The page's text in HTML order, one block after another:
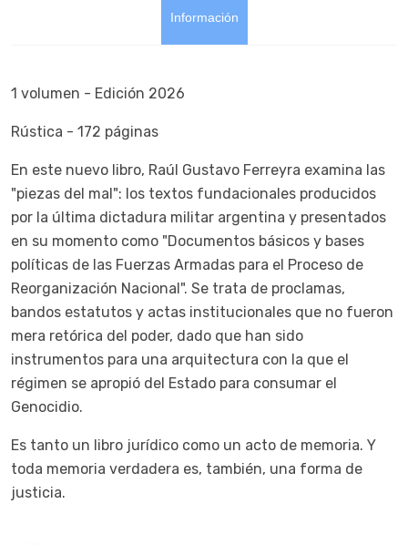
Información
1 volumen - Edición 2026
Rústica - 172 páginas
En este nuevo libro, Raúl Gustavo Ferreyra examina las
"piezas del mal": los textos fundacionales producidos
por la última dictadura militar argentina y presentados
en su momento como "Documentos básicos y bases
políticas de las Fuerzas Armadas para el Proceso de
Reorganización Nacional". Se trata de proclamas,
bandos estatutos y actas institucionales que no fueron
mera retórica del poder, dado que han sido
instrumentos para una arquitectura con la que el
régimen se apropió del Estado para consumar el
Genocidio.
Es tanto un libro jurídico como un acto de memoria. Y
toda memoria verdadera es, también, una forma de
justicia.